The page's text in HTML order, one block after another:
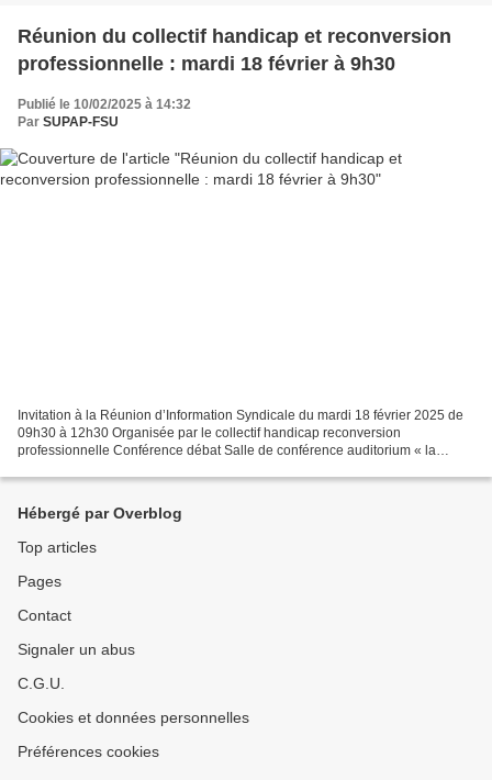
Réunion du collectif handicap et reconversion
professionnelle : mardi 18 février à 9h30
Publié le 10/02/2025 à 14:32
Par SUPAP-FSU
Invitation à la Réunion d’Information Syndicale du mardi 18 février 2025 de
09h30 à 12h30 Organisée par le collectif handicap reconversion
professionnelle Conférence débat Salle de conférence auditorium « la
Hébergé par Overblog
Top articles
Pages
Contact
Signaler un abus
C.G.U.
Cookies et données personnelles
Préférences cookies